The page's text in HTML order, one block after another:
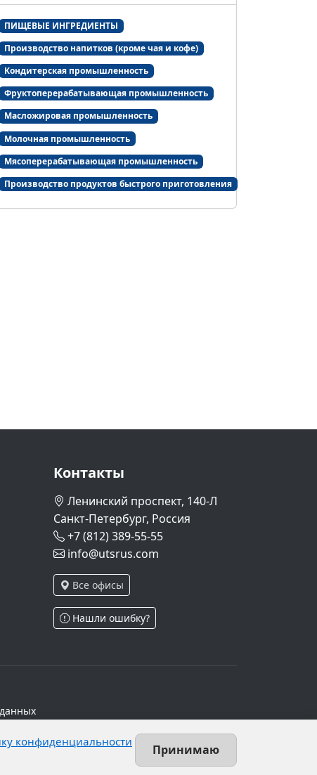
ПИЩЕВЫЕ ИНГРЕДИЕНТЫ
Производство напитков (кроме чая и кофе)
Кондитерская промышленность
Фруктоперерабатывающая промышленность
Масложировая промышленность
Молочная промышленность
Мясоперерабатывающая промышленность
Производство продуктов быстрого приготовления
Контакты
Ленинский проспект, 140-Л
Санкт-Петербург, Россия
+7 (812) 389-55-55
info@utsrus.com
Все офисы
Нашли ошибку?
персональных данных.
конфиденциальности
Принимаю